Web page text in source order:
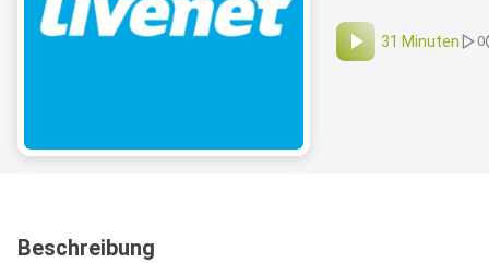
31 Minuten 0
Beschreibung